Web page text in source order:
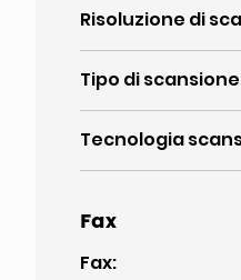
Risoluzione di
Tipo di scansione
Tecnologia
Fax
Fax: